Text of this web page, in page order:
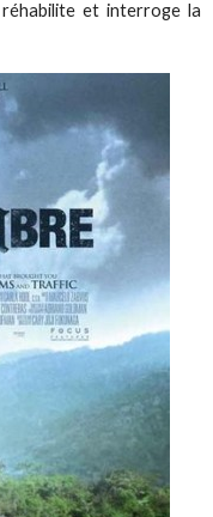
et interroge la